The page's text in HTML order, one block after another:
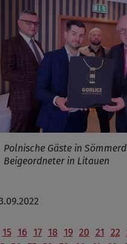
Polnische Gäste in
Beigeordneter in Litauen
15 16 17 18 19 20 21 22